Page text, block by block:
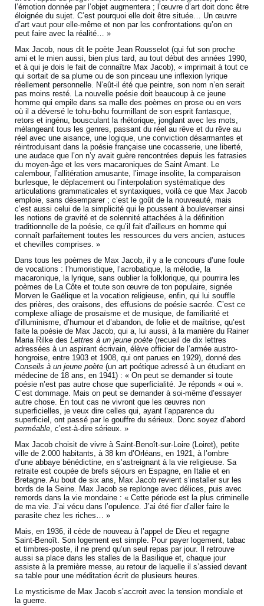
l’émotion donnée par l’objet augmentera ; l’œuvre d’art doit donc être
éloignée du sujet. C’est pourquoi elle doit être située… Un œuvre
d’art vaut pour elle-même et non par les confrontations qu’on en
peut faire avec la réalité… »
Max Jacob, nous dit le poète Jean Rousselot (qui fut son proche
ami et le mien aussi, bien plus tard, au tout début des années 1990,
et à qui je dois le fait de connaître Max Jacob), « imprimait à tout ce
qui sortait de sa plume ou de son pinceau une inflexion lyrique
réellement personnelle. N’eût-il été que peintre, son nom n’en serait
pas moins resté. La nouvelle poésie doit beaucoup à ce jeune
homme qui empile dans sa malle des poèmes en prose ou en vers
où il a déversé le tohu-bohu fourmillant de son esprit fantasque,
retors et ingénu, bousculant la rhétorique, jonglant avec les mots,
mélangeant tous les genres, passant du réel au rêve et du rêve au
réel avec une aisance, une logique, une conviction désarmantes et
réintroduisant dans la poésie française une cocasserie, une liberté,
une audace que l’on n’y avait guère rencontrées depuis les fatrasies
du moyen-âge et les vers macaroniques de Saint Amant. Le
calembour, l’allitération amusante, l’image insolite, la comparaison
burlesque, le déplacement ou l’interpolation systématique des
articulations grammaticales et syntaxiques, voilà ce que Max Jacob
emploie, sans désemparer ; c’est le goût de la nouveauté, mais
c’est aussi celui de la simplicité qui le poussent à bouleverser ainsi
les notions de gravité et de solennité attachées à la définition
traditionnelle de la poésie, ce qu’il fait d’ailleurs en homme qui
connaît parfaitement toutes les ressources du vers ancien, astuces
et chevilles comprises. »
Dans tous les poèmes de Max Jacob, il y a le concours d’une foule
de vocations : l’humoristique, l’acrobatique, la mélodie, la
macaronique, la lyrique, sans oublier la folklorique, qui pourrira les
poèmes de La Côte et toute son œuvre de ton populaire, signée
Morven le Gaëlique et la vocation religieuse, enfin, qui lui souffle
des prières, des oraisons, des effusions de poésie sacrée. C’est ce
complexe alliage de prosaïsme et de musique, de familiarité et
d’illuminisme, d’humour et d’abandon, de folie et de maîtrise, qu’est
faite la poésie de Max Jacob, qui a, lui aussi, à la manière du Rainer
Maria Rilke desLettres à un jeune poète (recueil de dix lettres
adressées à un aspirant écrivain, élève officier de l’armée austro-
hongroise, entre 1903 et 1908, qui ont parues en 1929), donné des
Conseils à un jeune poète (un art poétique adressé à un étudiant en
médecine de 18 ans, en 1941) : « On peut se demander si toute
poésie n’est pas autre chose que superficialité. Je réponds « oui ».
C’est dommage. Mais on peut se demander à soi-même d’essayer
autre chose. En tout cas ne vivront que les œuvres non
superficielles, je veux dire celles qui, ayant l’apparence du
superficiel, ont passé par le gouffre du sérieux. Donc soyez d’abord
perméable, c’est-à-dire sérieux. »
Max Jacob choisit de vivre à Saint-Benoît-sur-Loire (Loiret), petite
ville de 2.000 habitants, à 38 km d’Orléans, en 1921, à l’ombre
d’une abbaye bénédictine, en s’astreignant à la vie religieuse. Sa
retraite est coupée de brefs séjours en Espagne, en Italie et en
Bretagne. Au bout de six ans, Max Jacob revient s’installer sur les
bords de la Seine. Max Jacob se replonge avec délices, puis avec
remords dans la vie mondaine : « Cette période est la plus criminelle
de ma vie. J’ai vécu dans l’opulence. J’ai été fier d’aller faire le
parasite chez les riches… »
Mais, en 1936, il cède de nouveau à l’appel de Dieu et regagne
Saint-Benoît. Son logement est simple. Pour payer logement, tabac
et timbres-poste, il ne prend qu’un seul repas par jour. Il retrouve
aussi sa place dans les stalles de la Basilique et, chaque jour
assiste à la première messe, au retour de laquelle il s’assied devant
sa table pour une méditation écrit de plusieurs heures.
Le mysticisme de Max Jacob s’accroit avec la tension mondiale et
la guerre.